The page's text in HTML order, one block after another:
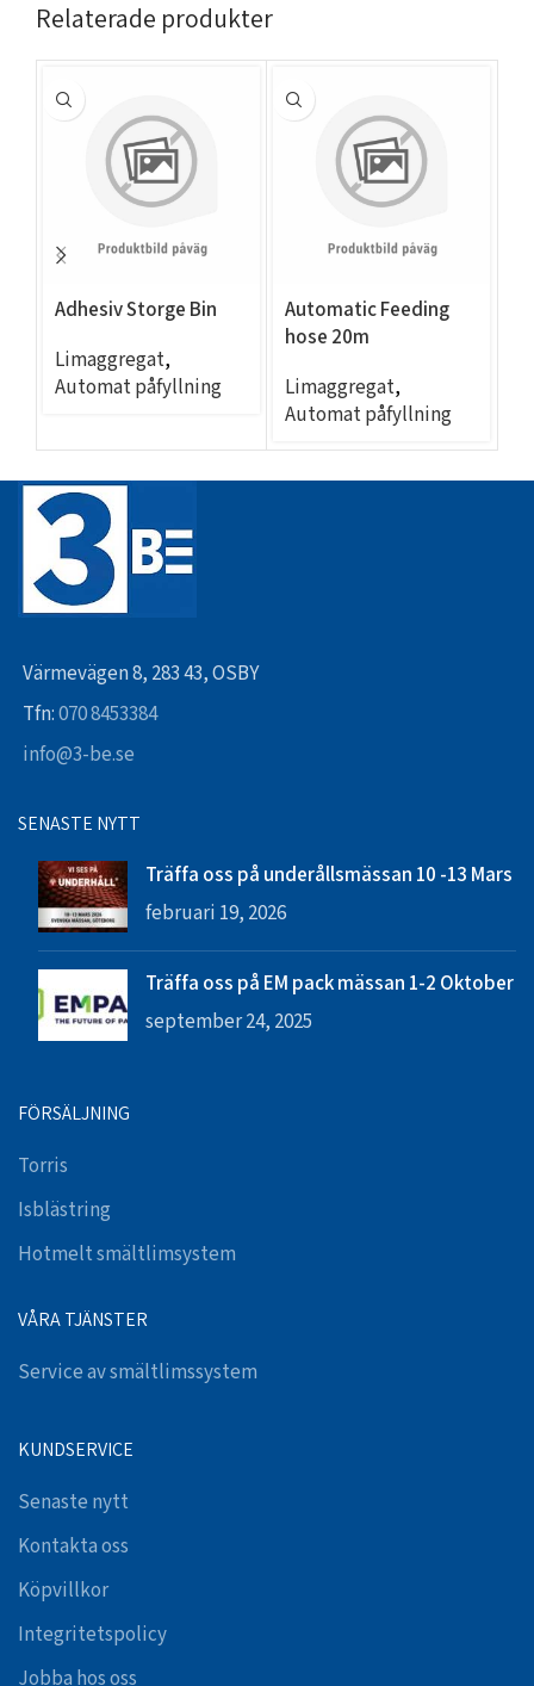
Relaterade produkter
Adhesiv Storge Bin
Limaggregat,
Automat påfyllning
Automatic Feeding
hose 20m
Limaggregat,
Automat påfyllning
Värmevägen 8, 283 43, OSBY
Tfn:070 8453384
info@3-be.se
SENASTE NYTT
Träffa oss på underållsmässan 10 -13 Mars
februari 19, 2026
Träffa oss på EM pack mässan 1-2 Oktober
september 24, 2025
FÖRSÄLJNING
Torris
Isblästring
Hotmelt smältlimsystem
VÅRA TJÄNSTER
Service av smältlimssystem
KUNDSERVICE
Senaste nytt
Kontakta oss
Köpvillkor
Integritetspolicy
Jobba hos oss